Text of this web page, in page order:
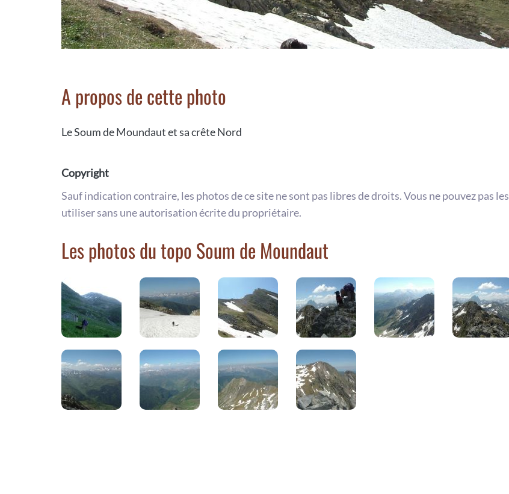
A propos de cette photo
Le Soum de Moundaut et sa crête Nord
Copyright
Sauf indication contraire, les photos de ce site ne sont pas libres de droits. Vous ne pouvez pas les
utiliser sans une autorisation écrite du propriétaire.
Les photos du topo Soum de Moundaut